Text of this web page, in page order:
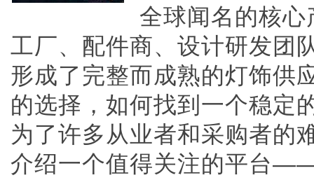
全球闻名的核
工厂、配件商、设计研发团
形成了完整而成熟的灯饰供
的选择，如何找到一个稳定
为了许多从业者和采购者的
介绍一个值得关注的平台